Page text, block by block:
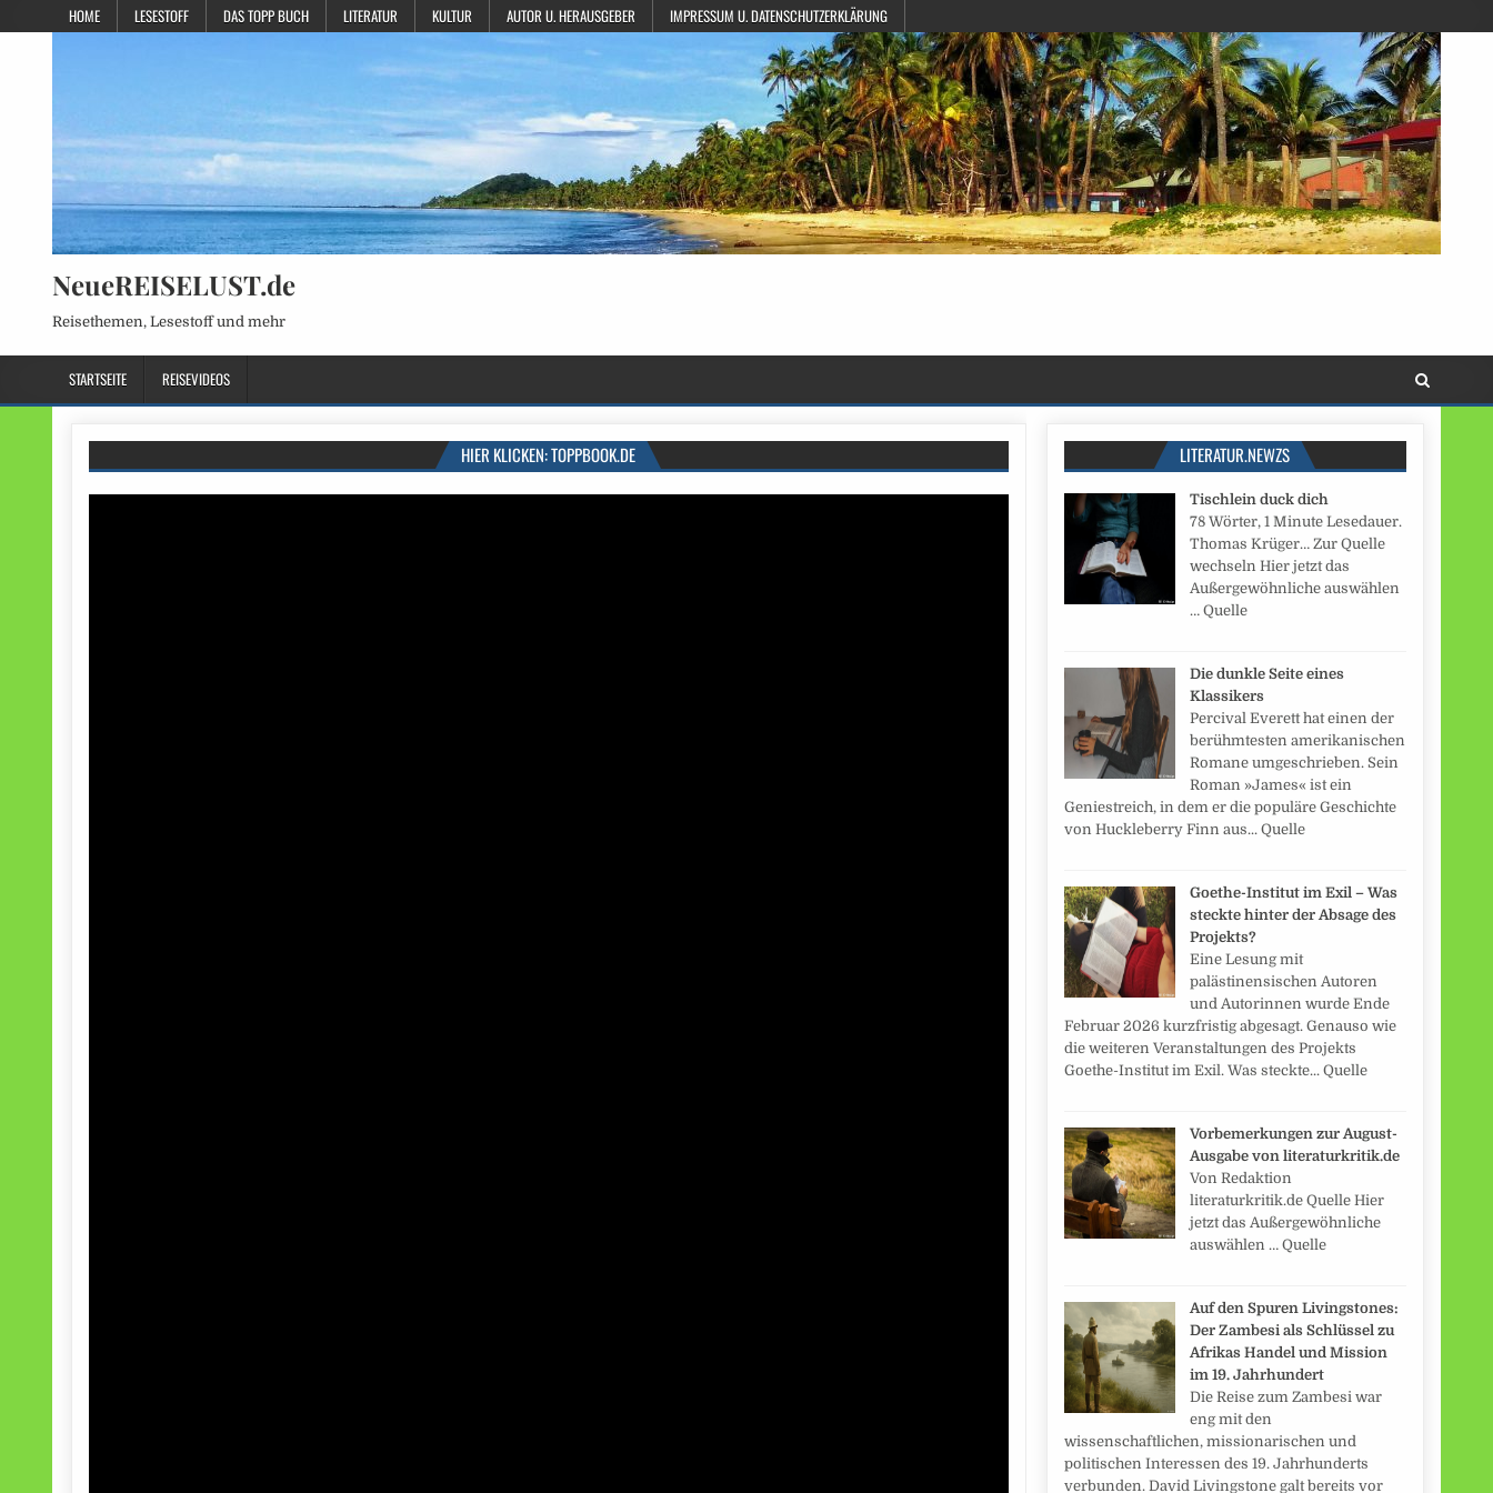
HOME LESESTOFF DAS TOPP BUCH LITERATUR KULTUR AUTOR U. HERAUSGEBER IMPRESSUM U. DATENSCHUTZERKLÄRUNG
NeueREISELUST.de
Reisethemen, Lesestoff und mehr
STARTSEITE REISEVIDEOS
HIER KLICKEN: TOPPBOOK.DE LITERATUR.NEWZS
Tischlein duck dich
78 Wörter, 1 Minute Lesedauer.
Thomas Krüger… Zur Quelle
wechseln Hier jetzt das
Außergewöhnliche auswählen
… Quelle
Die dunkle Seite eines
Klassikers
Percival Everett hat einen der
berühmtesten amerikanischen
Romane umgeschrieben. Sein
Roman »James« ist ein
Geniestreich, in dem er die populäre Geschichte
von Huckleberry Finn aus... Quelle
Goethe-Institut im Exil – Was
steckte hinter der Absage des
Projekts?
Eine Lesung mit
palästinensischen Autoren
und Autorinnen wurde Ende
Februar 2026 kurzfristig abgesagt. Genauso wie
die weiteren Veranstaltungen des Projekts
Goethe-Institut im Exil. Was steckte... Quelle
Vorbemerkungen zur August-
Ausgabe von literaturkritik.de
Von Redaktion
literaturkritik.de Quelle Hier
jetzt das Außergewöhnliche
auswählen … Quelle
Auf den Spuren Livingstones:
Der Zambesi als Schlüssel zu
Afrikas Handel und Mission
im 19. Jahrhundert
Die Reise zum Zambesi war
eng mit den
wissenschaftlichen, missionarischen und
politischen Interessen des 19. Jahrhunderts
verbunden. David Livingstone galt bereits vor